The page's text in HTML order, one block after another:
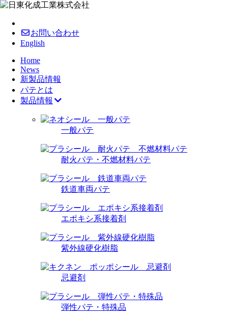
お問い合わせ
English
Home
News
新製品情報
パテとは
製品情報
一般パテ
耐火パテ・不燃材料パテ
鉄道車両パテ
エポキシ系接着剤
紫外線硬化樹脂
忌避剤
弾性パテ・特殊品